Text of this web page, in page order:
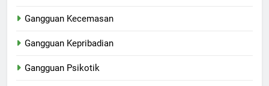
Gangguan Kecemasan
Gangguan Kepribadian
Gangguan Psikotik